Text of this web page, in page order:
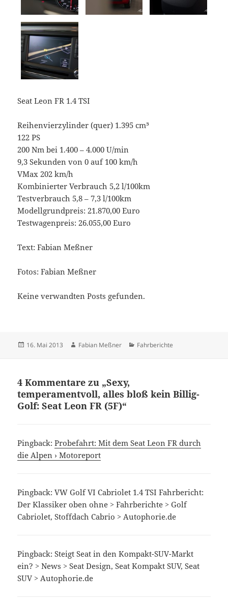
Seat Leon FR 1.4 TSI
Reihenvierzylinder (quer) 1.395 cm³
122 PS
200 Nm bei 1.400 – 4.000 U/min
9,3 Sekunden von 0 auf 100 km/h
VMax 202 km/h
Kombinierter Verbrauch 5,2 l/100km
Testverbrauch 5,8 – 7,3 l/100km
Modellgrundpreis: 21.870,00 Euro
Testwagenpreis: 26.055,00 Euro
Text: Fabian Meßner
Fotos: Fabian Meßner
Keine verwandten Posts gefunden.
Veröffentlicht
16. Mai 2013 Autor
Fabian Meßner Kategorien
Fahrberichte
4 Kommentare zu „Sexy,
temperamentvoll, alles bloß kein Billig-
Golf: Seat Leon FR (5F)“
Pingback:Probefahrt: Mit dem Seat Leon FR durch
die Alpen › Motoreport
Pingback: VW Golf VI Cabriolet 1.4 TSI Fahrbericht:
Der Klassiker oben ohne > Fahrberichte > Golf
Cabriolet, Stoffdach Cabrio > Autophorie.de
Pingback: Steigt Seat in den Kompakt-SUV-Markt
ein? > News > Seat Design, Seat Kompakt SUV, Seat
SUV > Autophorie.de